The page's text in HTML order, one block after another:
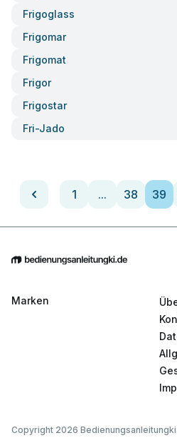
Frigoglass
Frigomar
Frigomat
Frigor
Frigostar
Fri-Jado
1 ... 38 39
Marken
Copyright 2026